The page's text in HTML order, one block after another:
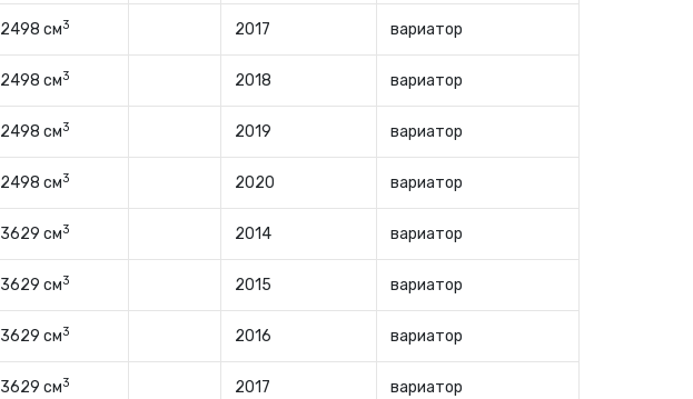
2498 см3 2017 вариатор
2498 см3 2018 вариатор
2498 см3 2019 вариатор
2498 см3 2020 вариатор
3629 см3 2014 вариатор
3629 см3 2015 вариатор
3629 см3 2016 вариатор
3629 см3 2017 вариатор